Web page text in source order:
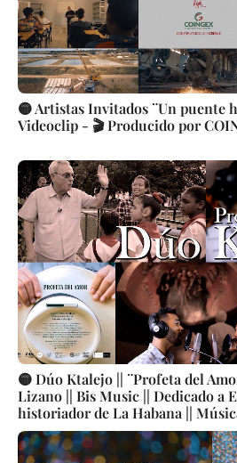
🟡 Artistas Invitados ¨Un puente hacia lo increíble¨ 📺
Videoclip - 🎬 Producido por
🟡 Dúo Ktalejo || ¨Profeta del
Lizano || Bis Music || Dedicado a
historiador de La Habana ||
CUBA